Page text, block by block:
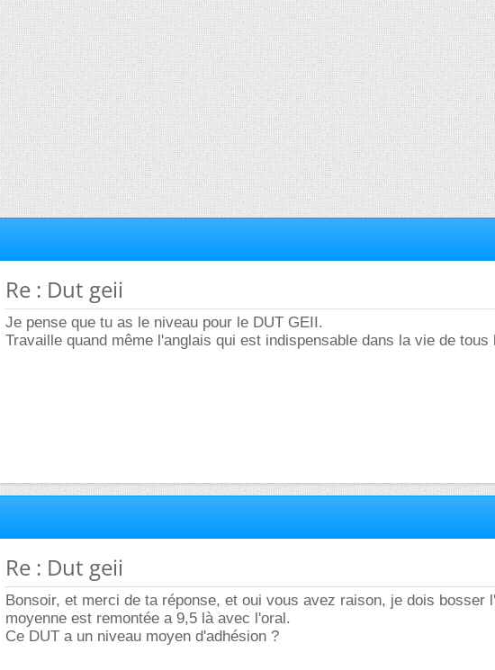
Re : Dut geii
Je pense que tu as le niveau pour le DUT GEII.
Travaille quand même l'anglais qui est indispensable dans la vie de tous
Re : Dut geii
Bonsoir, et merci de ta réponse, et oui vous avez raison, je dois bosser
moyenne est remontée a 9,5 là avec l'oral.
Ce DUT a un niveau moyen d'adhésion ?